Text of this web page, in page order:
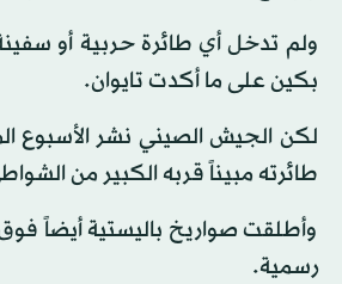
بكين على ما أكدت تايوان.
لكن الجيش الصيني نشر الأسبوع
طائرته مبيناً قربه الكبير من
وأطلقت صواريخ باليستية أيضاً
رسمية.